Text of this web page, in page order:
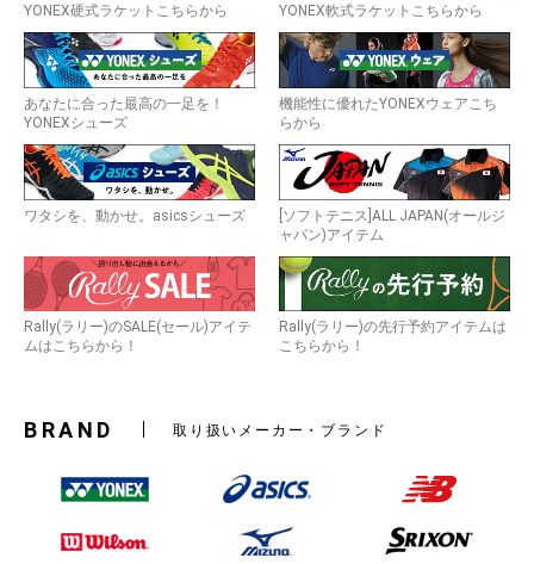
YONEX硬式ラケットこちらから YONEX軟式ラケットこちらから
あなたに合った最高の一足を！
YONEXシューズ
機能性に優れたYONEXウェアこち
らから
ワタシを、動かせ。asicsシューズ
[ソフトテニス]ALL JAPAN(オールジ
ャパン)アイテム
Rally(ラリー)のSALE(セール)アイテ
ムはこちらから！
Rally(ラリー)の先行予約アイテムは
こちらから！
BRAND 取り扱いメーカー・ブランド